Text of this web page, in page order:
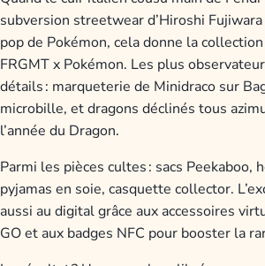
subversion streetwear d’Hiroshi Fujiwara
pop de Pokémon, cela donne la
FRGMT x Pokémon. Les plus
détails : marqueterie de Minidraco sur
microbille, et dragons déclinés tous
l’année du Dragon.
Parmi les pièces cultes : sacs Peekaboo,
pyjamas en soie, casquette collector.
aussi au digital grâce aux accessoires
GO et aux badges NFC pour booster la